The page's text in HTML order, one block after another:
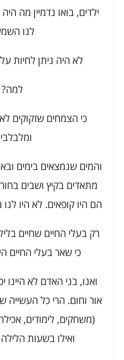
ילדים, בואו נדמיין מה
לנו
לא היה ניתן לחיות
למה?
כי הצמחים שזקוקים
והמים שנמצאים בימים
מתאדים בקיץ ושבים
הם היו קופאים. לא היו
רק בעלי החיים שחיים
כי שאר בעלי החיים
ואנו, בני האדם לא היינו
אור וחום. הרי כל העשייה
(משחקים, לימודים,
ואילו בשעות